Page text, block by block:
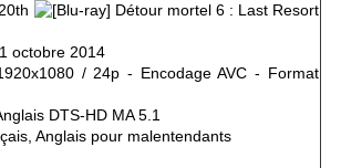
octobre 2014
/ 24p - Encodage AVC - Format
DTS-HD MA 5.1
Anglais pour malentendants